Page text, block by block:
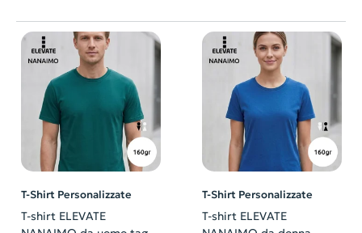
T-Shirt Personalizzate
T-shirt ELEVATE
T-Shirt Personalizzate
T-shirt ELEVATE